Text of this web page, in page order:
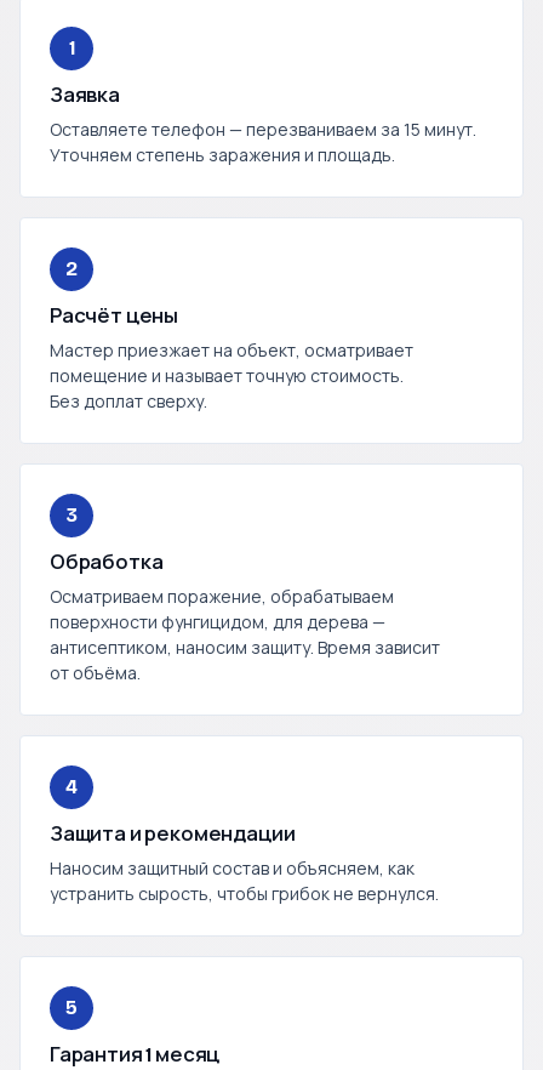
1
Заявка
Оставляете телефон — перезваниваем за 15 минут.
Уточняем степень заражения и площадь.
2
Расчёт цены
Мастер приезжает на объект, осматривает
помещение и называет точную стоимость.
Без доплат сверху.
3
Обработка
Осматриваем поражение, обрабатываем
поверхности фунгицидом, для дерева —
антисептиком, наносим защиту. Время зависит
от объёма.
4
Защита и рекомендации
Наносим защитный состав и объясняем, как
устранить сырость, чтобы грибок не вернулся.
5
Гарантия 1 месяц